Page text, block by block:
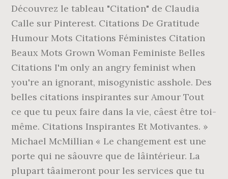
Découvrez le tableau "Citation" de Claudia
Calle sur Pinterest. Citations De Gratitude
Humour Mots Citations Féministes Citation
Beaux Mots Grown Woman Feministe Belles
Citations I'm only an angry feminist when
you're an ignorant, misogynistic asshole. Des
belles citations inspirantes sur Amour Tout
ce que tu peux faire dans la vie, câest être toi-
même. Citations Inspirantes Et Motivantes. »
Michael McMillian « Le changement est une
porte qui ne sâouvre que de lâintérieur. La
plupart tâaimeront pour les services que tu